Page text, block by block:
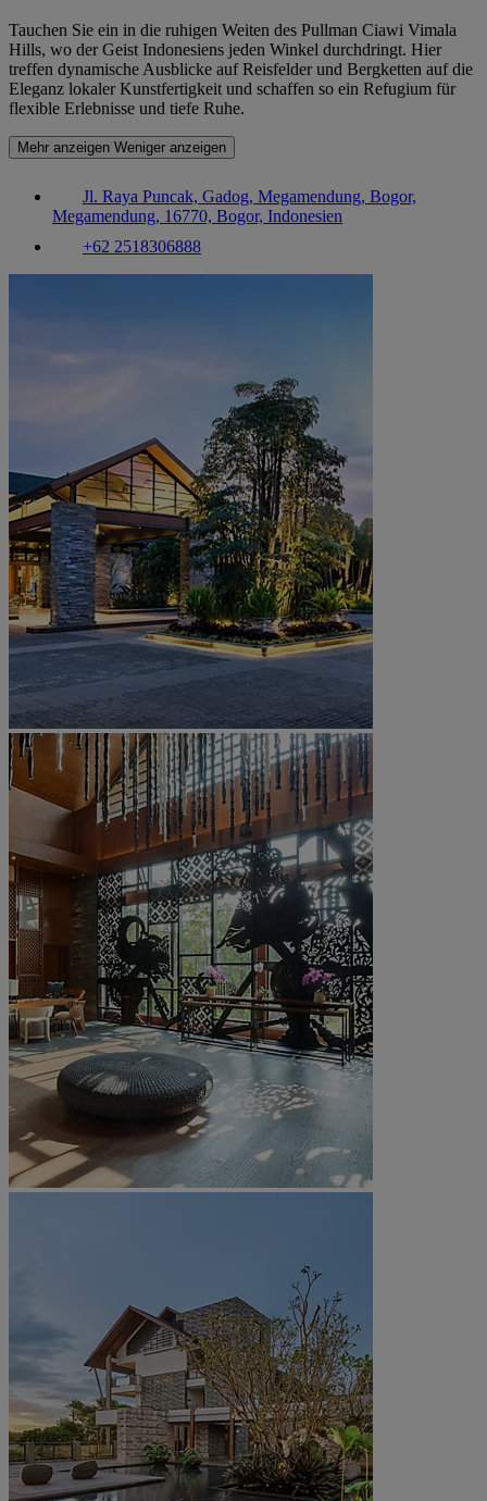
Tauchen Sie ein in die ruhigen Weiten des Pullman Ciawi Vimala
Hills, wo der Geist Indonesiens jeden Winkel durchdringt. Hier
treffen dynamische Ausblicke auf Reisfelder und Bergketten auf die
Eleganz lokaler Kunstfertigkeit und schaffen so ein Refugium für
flexible Erlebnisse und tiefe Ruhe.
Mehr anzeigen Weniger anzeigen
Jl. Raya Puncak, Gadog, Megamendung, Bogor,
Megamendung, 16770, Bogor, Indonesien
+62 2518306888